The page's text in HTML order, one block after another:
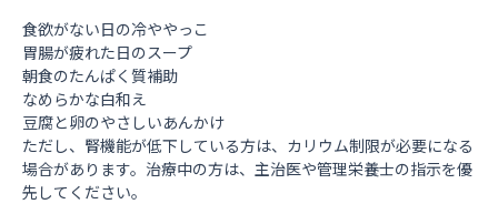
食欲がない日の冷ややっこ
胃腸が疲れた日のスープ
朝食のたんぱく質補助
なめらかな白和え
豆腐と卵のやさしいあんかけ
ただし、腎機能が低下している方は、カリウム制限が必要になる
場合があります。治療中の方は、主治医や管理栄養士の指示を優
先してください。